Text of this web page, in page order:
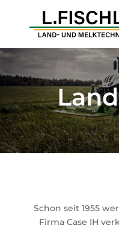
Schon seit 1955
Firma Case IH